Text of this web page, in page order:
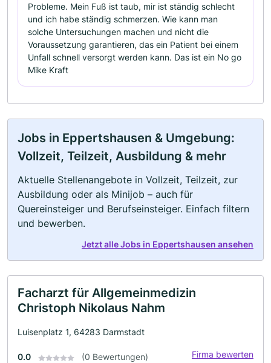
Probleme. Mein Fuß ist taub, mir ist ständig schlecht
und ich habe ständig schmerzen. Wie kann man
solche Untersuchungen machen und nicht die
Voraussetzung garantieren, das ein Patient bei einem
Unfall schnell versorgt werden kann. Das ist ein No go
Mike Kraft
Jobs in Eppertshausen & Umgebung:
Vollzeit, Teilzeit, Ausbildung & mehr
Aktuelle Stellenangebote in Vollzeit, Teilzeit, zur
Ausbildung oder als Minijob – auch für
Quereinsteiger und Berufseinsteiger. Einfach filtern
und bewerben.
Jetzt alle Jobs in Eppertshausen ansehen
Facharzt für Allgemeinmedizin
Christoph Nikolaus Nahm
Luisenplatz 1, 64283 Darmstadt
0.0 (0 Bewertungen) Firma bewerten